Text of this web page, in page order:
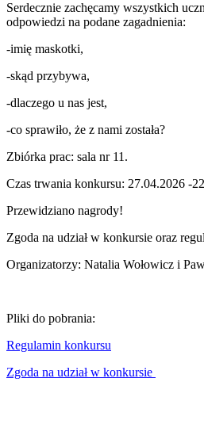
Serdecznie zachęcamy wszystkich
odpowiedzi na podane zagadnienia:
-imię maskotki,
-skąd przybywa,
-dlaczego u nas jest,
-co sprawiło, że z nami została?
Zbiórka prac: sala nr 11.
Czas trwania konkursu: 27.04.2026 -
Przewidziano nagrody!
Zgoda na udział w konkursie oraz
Organizatorzy: Natalia Wołowicz i
Pliki do pobrania:
Regulamin konkursu
Zgoda na udział w konkursie